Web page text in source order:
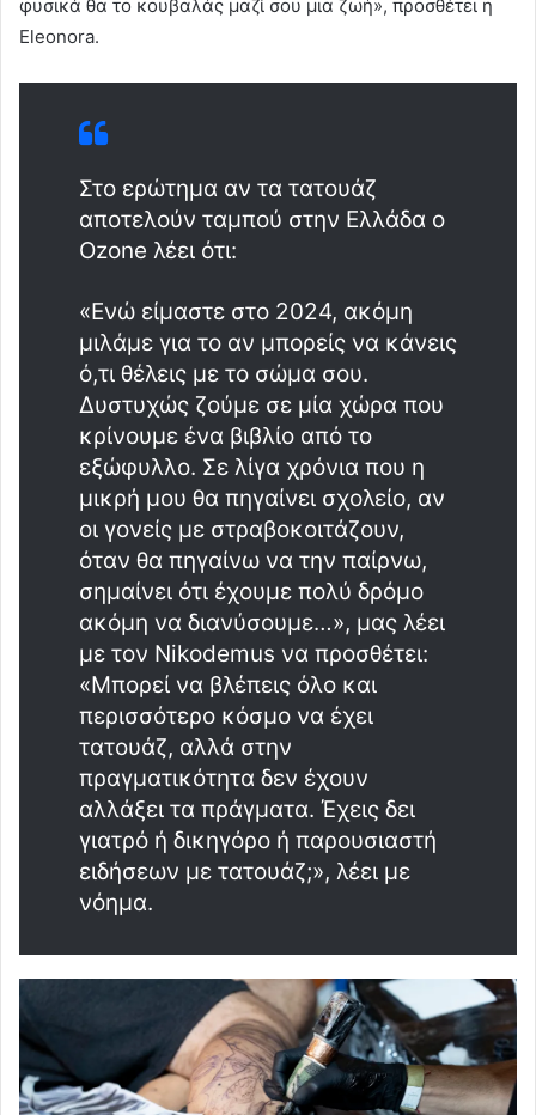
φυσικά θα το κουβαλάς μαζί σου μια ζωή», προσθέτει η
Eleonora.
Στο ερώτημα αν τα τατουάζ
αποτελούν ταμπού στην Ελλάδα ο
Ozone λέει ότι:
«Ενώ είμαστε στο 2024, ακόμη
μιλάμε για το αν μπορείς να κάνεις
ό,τι θέλεις με το σώμα σου.
Δυστυχώς ζούμε σε μία χώρα που
κρίνουμε ένα βιβλίο από το
εξώφυλλο. Σε λίγα χρόνια που η
μικρή μου θα πηγαίνει σχολείο, αν
οι γονείς με στραβοκοιτάζουν,
όταν θα πηγαίνω να την παίρνω,
σημαίνει ότι έχουμε πολύ δρόμο
ακόμη να διανύσουμε…», μας λέει
με τον Nikodemus να προσθέτει:
«Μπορεί να βλέπεις όλο και
περισσότερο κόσμο να έχει
τατουάζ, αλλά στην
πραγματικότητα δεν έχουν
αλλάξει τα πράγματα. Έχεις δει
γιατρό ή δικηγόρο ή παρουσιαστή
ειδήσεων με τατουάζ;», λέει με
νόημα.